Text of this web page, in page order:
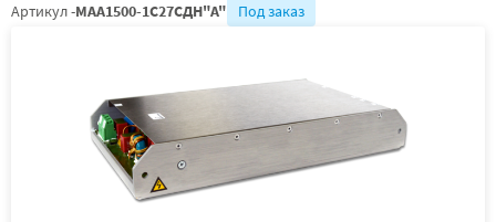
Артикул -МАА1500-1С27СДН"А" Под заказ